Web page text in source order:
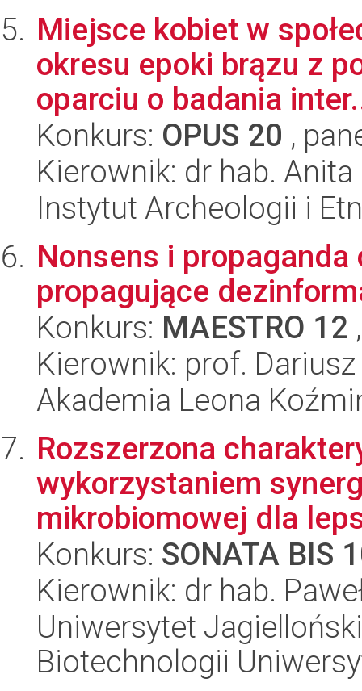
Miejsce kobiet w
okresu epoki brązu z
oparciu o badania
Konkurs: OPUS 20 ,
Kierownik: dr hab.
Instytut Archeologii i
Nonsens i propaganda
propagujące
Konkurs: MAESTRO 12
Kierownik: prof.
Akademia Leona
Rozszerzona
wykorzystaniem
mikrobiomowej dla
Konkurs: SONATA BIS
Kierownik: dr hab.
Uniwersytet
Biotechnologii